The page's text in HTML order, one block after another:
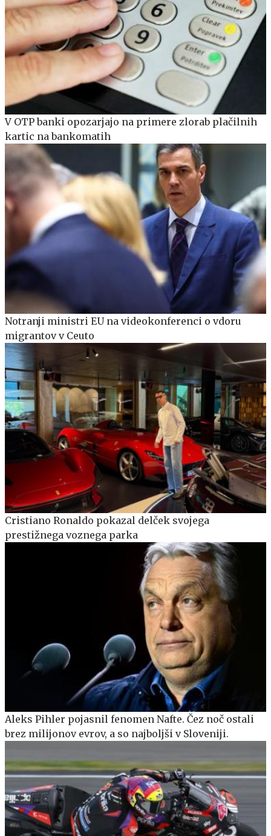
V OTP banki opozarjajo na primere zlorab plačilnih
kartic na bankomatih
Notranji ministri EU na videokonferenci o vdoru
migrantov v Ceuto
Cristiano Ronaldo pokazal delček svojega
prestižnega voznega parka
Aleks Pihler pojasnil fenomen Nafte. Čez noč ostali
brez milijonov evrov, a so najboljši v Sloveniji.